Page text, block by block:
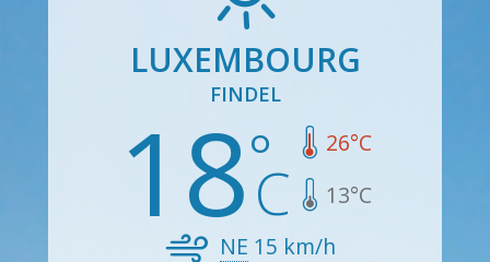
LUXEMBOURG
FINDEL
18 26°C
13°C
NE 15 km/h